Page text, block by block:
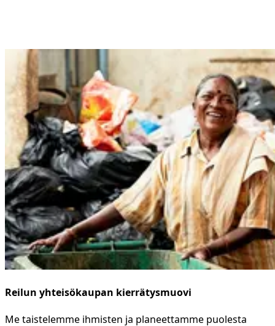
Reilun yhteisökaupan kierrätysmuovi
Me taistelemme ihmisten ja planeettamme puolesta